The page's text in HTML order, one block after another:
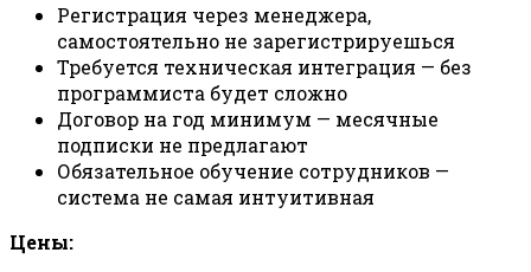
Регистрация через менеджера,
самостоятельно не зарегистрируешься
Требуется техническая интеграция — без
программиста будет сложно
Договор на год минимум — месячные
подписки не предлагают
Обязательное обучение сотрудников —
система не самая интуитивная
Цены: